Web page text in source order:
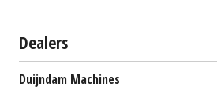
Dealers
Duijndam Machines